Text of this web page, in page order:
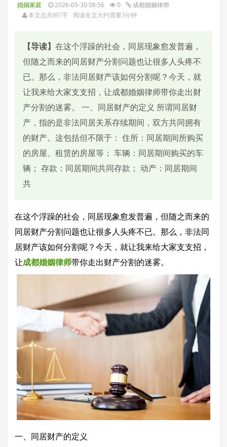
婚姻家庭 2026-05-30 08:56 0 成都婚姻律师
本文总共997字 · 阅读全文大约需要3分钟
【导读】在这个浮躁的社会，同居现象愈发普遍，
但随之而来的同居财产分割问题也让很多人头疼不
已。那么，非法同居财产该如何分割呢？今天，就
让我来给大家支支招，让成都婚姻律师带你走出财
产分割的迷雾。 一、同居财产的定义 所谓同居财
产，指的是非法同居关系存续期间，双方共同拥有
的财产。这包括但不限于： 住所：同居期间所购买
的房屋、租赁的房屋等； 车辆：同居期间购买的车
辆； 存款：同居期间共同存款； 动产：同居期间
共
在这个浮躁的社会，同居现象愈发普遍，但随之而来的
同居财产分割问题也让很多人头疼不已。那么，非法同
居财产该如何分割呢？今天，就让我来给大家支支招，
让成都婚姻律师带你走出财产分割的迷雾。
一、同居财产的定义